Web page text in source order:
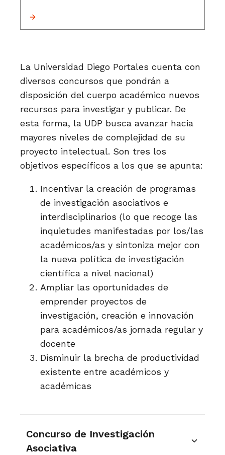
La Universidad Diego Portales cuenta con
diversos concursos que pondrán a
disposición del cuerpo académico nuevos
recursos para investigar y publicar. De
esta forma, la UDP busca avanzar hacia
mayores niveles de complejidad de su
proyecto intelectual. Son tres los
objetivos específicos a los que se apunta:
Incentivar la creación de programas
de investigación asociativos e
interdisciplinarios (lo que recoge las
inquietudes manifestadas por los/las
académicos/as y sintoniza mejor con
la nueva política de investigación
científica a nivel nacional)
Ampliar las oportunidades de
emprender proyectos de
investigación, creación e innovación
para académicos/as jornada regular y
docente
Disminuir la brecha de productividad
existente entre académicos y
académicas
Concurso de Investigación
Asociativa